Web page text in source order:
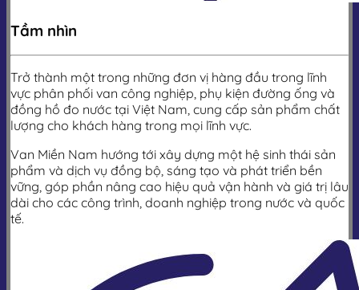
Tầm nhìn
Trở thành một trong những đơn vị hàng đầu trong lĩnh
vực phân phối van công nghiệp, phụ kiện đường ống và
đồng hồ đo nước tại Việt Nam, cung cấp sản phẩm chất
lượng cho khách hàng trong mọi lĩnh vực.
Van Miền Nam hướng tới xây dựng một hệ sinh thái sản
phẩm và dịch vụ đồng bộ, sáng tạo và phát triển bền
vững, góp phần nâng cao hiệu quả vận hành và giá trị lâu
dài cho các công trình, doanh nghiệp trong nước và quốc
tế.